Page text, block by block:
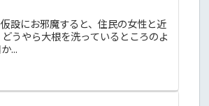
設にお邪魔すると、住民の女性と近
うやら大根を洗っているところのよ
...